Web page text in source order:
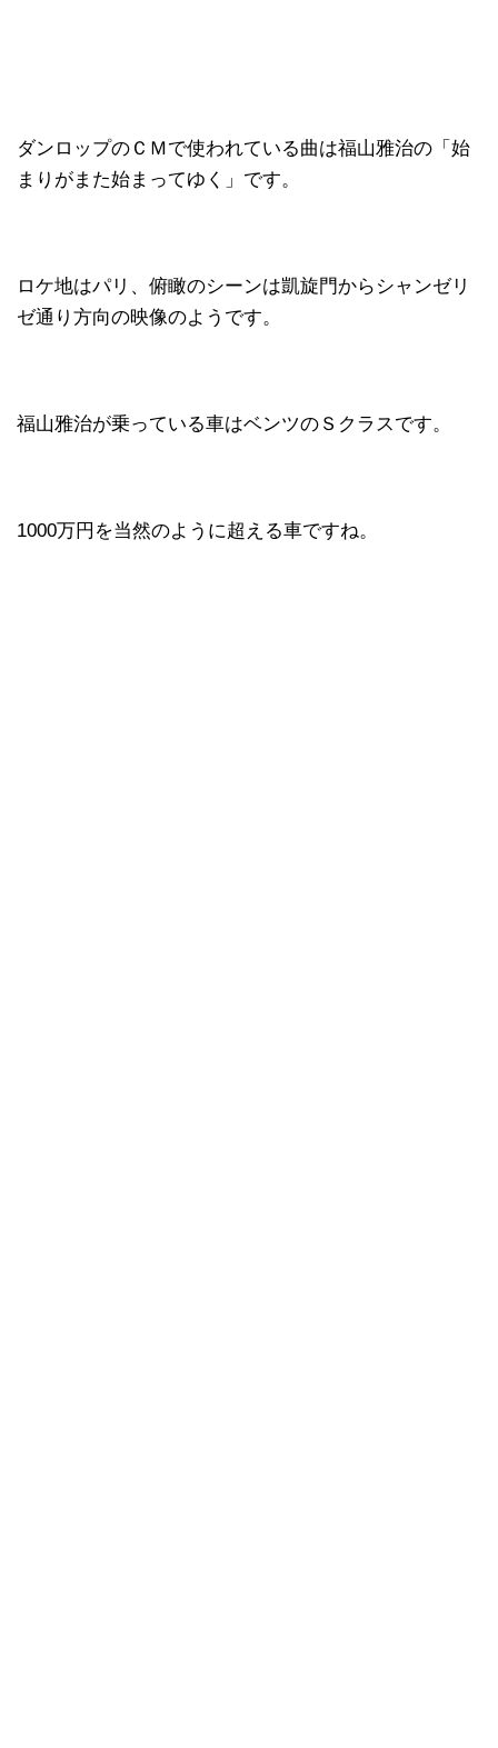
ダンロップのＣＭで使われている曲は福山雅治の「始
まりがまた始まってゆく」です。
ロケ地はパリ、俯瞰のシーンは凱旋門からシャンゼリ
ゼ通り方向の映像のようです。
福山雅治が乗っている車はベンツのＳクラスです。
1000万円を当然のように超える車ですね。